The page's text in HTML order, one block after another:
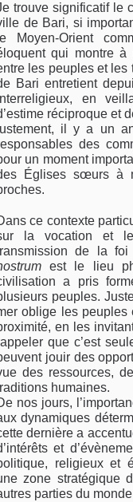
trouve significatif le
de Bari, si
Moyen-Orient
qui montre à
les peuples et les
Bari entretient
en
réciproque et
il y a un
des
un moment
Églises sœurs à
ce contexte
la vocation et
de la
est le lieu
a pris
peuples.
oblige les peuples
en les
que c’est
jouir des
des ressources,
humaines.
nos jours,
dynamiques
dernière a
et
religieux et
zone stratégique
parties du